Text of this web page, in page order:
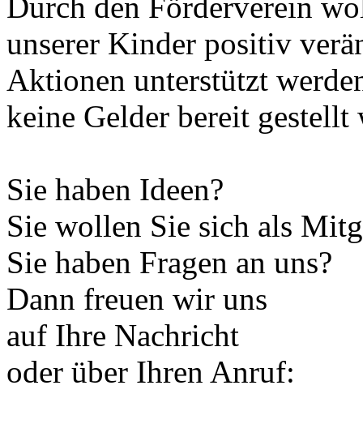
unserer Kinder positiv
Aktionen unterstützt
keine Gelder bereit gestellt
Sie haben Ideen?
Sie wollen Sie sich als
Sie haben Fragen an uns?
Dann freuen wir uns
auf Ihre Nachricht
oder über Ihren Anruf: